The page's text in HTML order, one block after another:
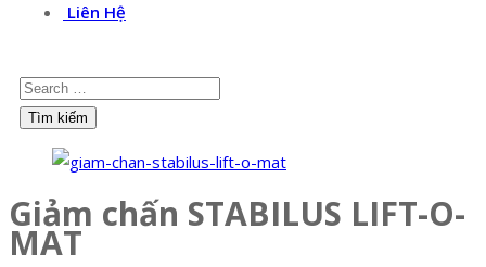
Liên Hệ
Giảm chấn STABILUS LIFT-O-
MAT